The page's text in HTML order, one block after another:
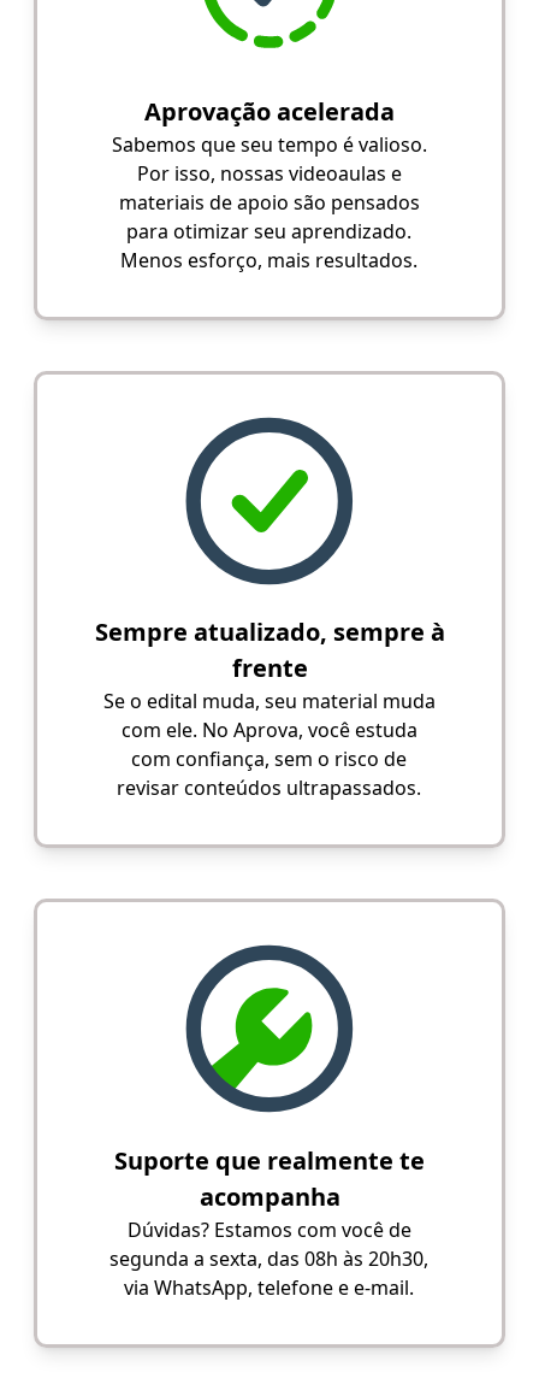
Aprovação acelerada
Sabemos que seu tempo é valioso.
Por isso, nossas videoaulas e
materiais de apoio são pensados
para otimizar seu aprendizado.
Menos esforço, mais resultados.
Sempre atualizado, sempre à
frente
Se o edital muda, seu material muda
com ele. No Aprova, você estuda
com confiança, sem o risco de
revisar conteúdos ultrapassados.
Suporte que realmente te
acompanha
Dúvidas? Estamos com você de
segunda a sexta, das 08h às 20h30,
via WhatsApp, telefone e e-mail.